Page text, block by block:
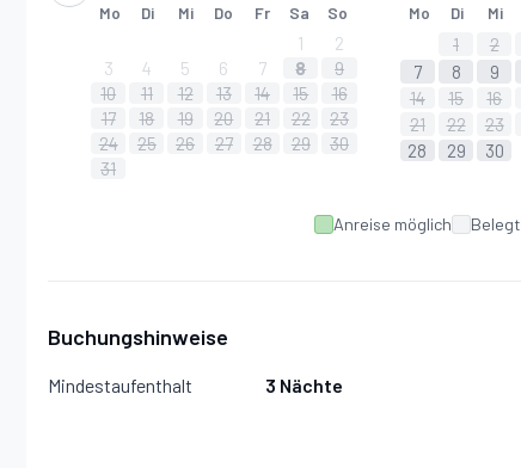
Mo Di Mi Do Fr Sa So
1
2
3
4 5 6 7 8
9
10
11 12 13 14 15
16
17
18 19 20 21 22
23
24
25 26 27 28 29
30
31
Mo Di Mi
1 2
7
8 9
14
15 16
21
22 23
28
29 30
Anreise möglich Belegt
Buchungshinweise
Mindestaufenthalt 3 Nächte